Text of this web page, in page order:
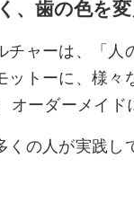
、歯の色を変
チャーは、「
ットーに、様々
オーダーメイド
くの人が実践し